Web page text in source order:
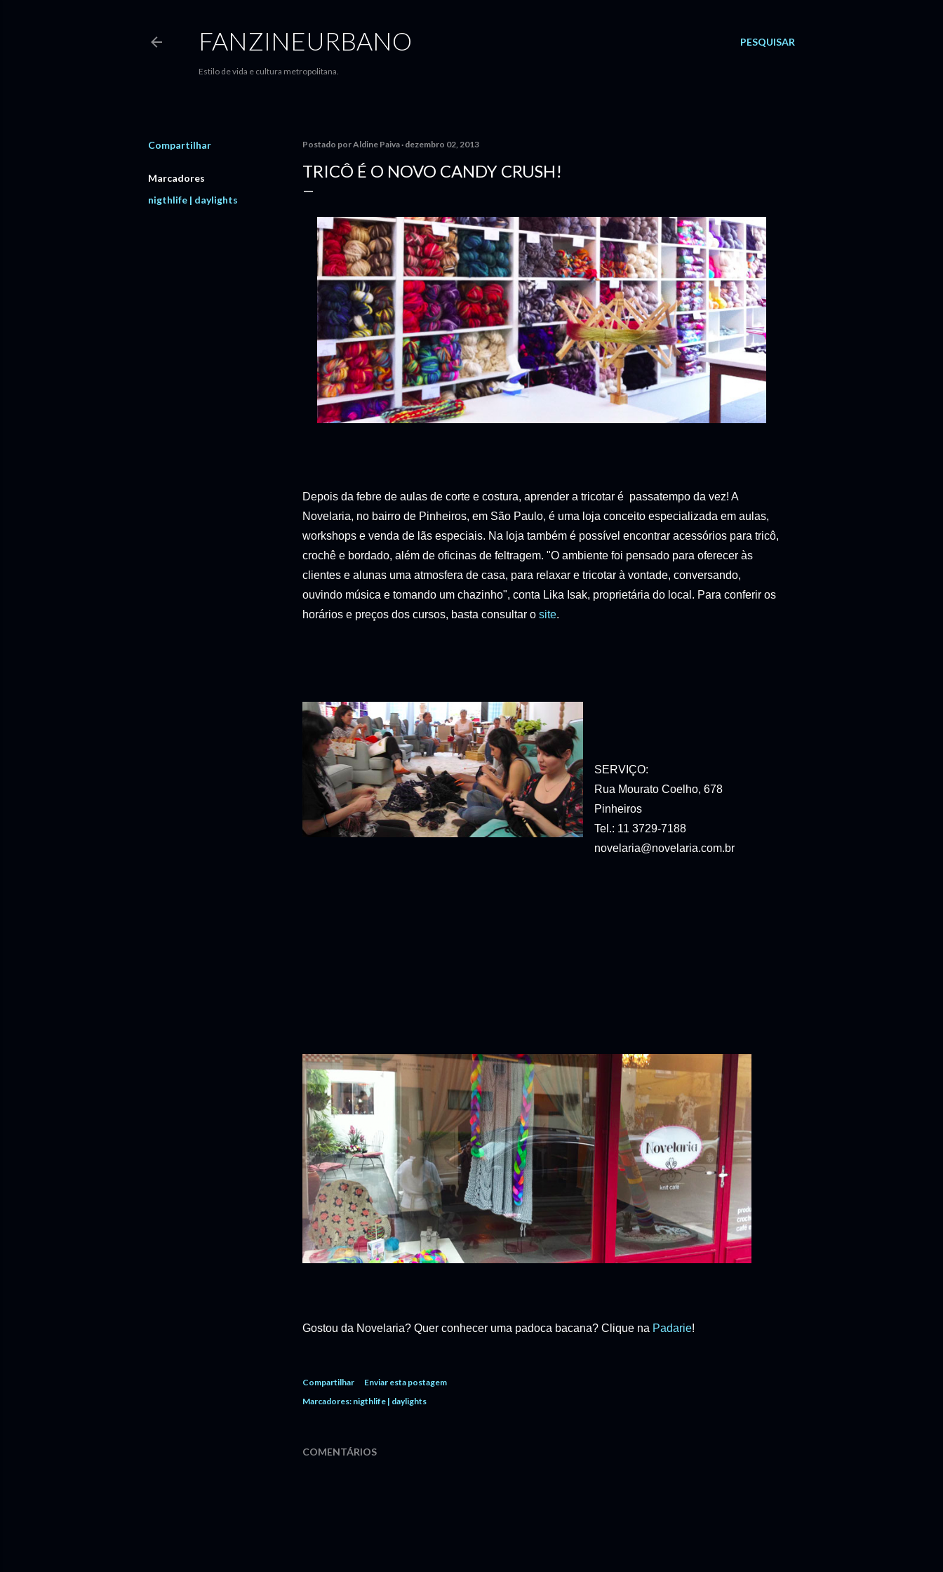
PESQUISAR
FANZINEURBANO
Estilo de vida e cultura metropolitana.
Compartilhar
Marcadores
nigthlife | daylights
Postado porAldine Paiva dezembro 02, 2013
TRICÔ É O NOVO CANDY CRUSH!
Depois da febre de aulas de corte e costura, aprender a tricotar é passatempo da vez! A
Novelaria, no bairro de Pinheiros, em São Paulo, é uma loja conceito especializada em aulas,
workshops e venda de lãs especiais. Na loja também é possível encontrar acessórios para tricô,
crochê e bordado, além de oficinas de feltragem. "O ambiente foi pensado para oferecer às
clientes e alunas uma atmosfera de casa, para relaxar e tricotar à vontade, conversando,
ouvindo música e tomando um chazinho", conta Lika Isak, proprietária do local. Para conferir os
horários e preços dos cursos, basta consultar o site.
SERVIÇO:
Rua Mourato Coelho, 678
Pinheiros
Tel.: 11 3729-7188
novelaria@novelaria.com.br
Gostou da Novelaria? Quer conhecer uma padoca bacana? Clique na Padarie!
Compartilhar
Enviar esta postagem
Marcadores: nigthlife | daylights
COMENTÁRIOS